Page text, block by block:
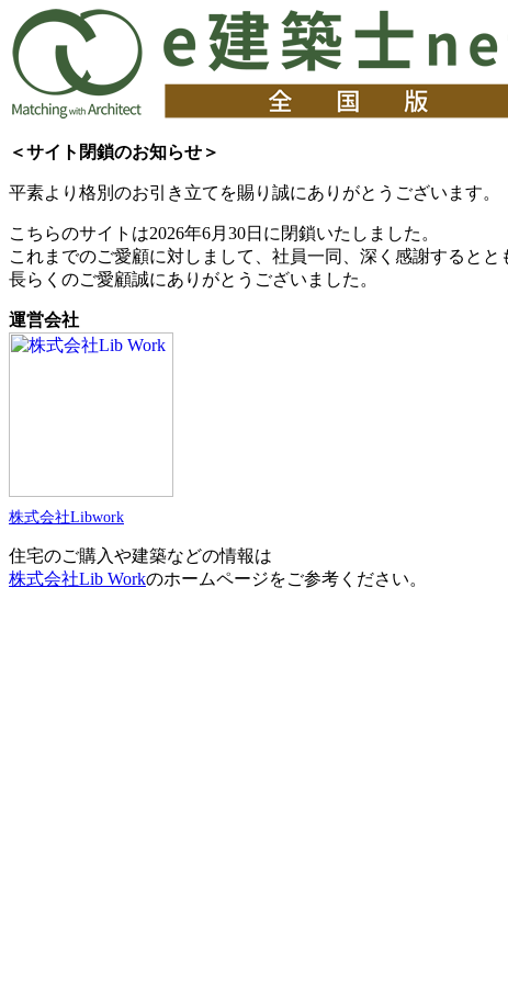
＜サイト閉鎖のお知らせ＞
平素より格別のお引き立てを賜り誠にありがとうございます。
こちらのサイトは2026年6月30日に閉鎖いたしました。
これまでのご愛顧に対しまして、社員一同、深く感謝するとと
長らくのご愛顧誠にありがとうございました。
運営会社
株式会社Libwork
住宅のご購入や建築などの情報は
株式会社Lib Workのホームページをご参考ください。